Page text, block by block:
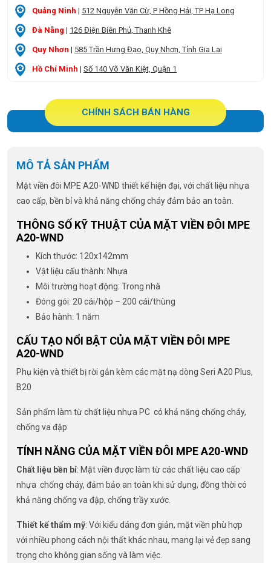
Quảng Ninh | 512 Nguyễn Văn Cừ, P Hồng Hải, TP Hạ Long
Đà Nẵng | 126 Điện Biên Phủ, Thanh Khê
Quy Nhơn | 585 Trần Hưng Đạo, Quy Nhơn, Tỉnh Gia Lai
Hồ Chí Minh | Số 140 Võ Văn Kiệt, Quận 1
CHÍNH SÁCH BÁN HÀNG
MÔ TẢ SẢN PHẨM
Mặt viền đôi MPE A20-WND thiết kế hiện đại, với chất liệu nhựa
cao cấp, bền bỉ và khả năng chống cháy đảm bảo an toàn.
THÔNG SỐ KỸ THUẬT CỦA MẶT VIỀN ĐÔI MPE
A20-WND
Kích thước: 120x142mm
Vật liệu cấu thành: Nhựa
Môi trường hoạt động: Trong nhà
Đóng gói: 20 cái/hộp – 200 cái/thùng
Bảo hành: 1 năm
CẤU TẠO NỔI BẬT CỦA MẶT VIỀN ĐÔI MPE
A20-WND
Phụ kiện và thiết bị rời gắn kèm các mặt nạ dòng Seri A20 Plus,
B20
Sản phẩm làm từ chất liệu nhựa PC có khả năng chống cháy,
chống va đập
TÍNH NĂNG CỦA MẶT VIỀN ĐÔI MPE A20-WND
Chất liệu bền bỉ: Mặt viền được làm từ các chất liệu cao cấp
nhựa chống cháy, đảm bảo an toàn khi sử dụng, đồng thời có
khả năng chống va đập, chống trầy xước.
Thiết kế thẩm mỹ: Với kiểu dáng đơn giản, mặt viền phù hợp
với nhiều phong cách nội thất khác nhau, mang lại vẻ đẹp sang
trọng cho không gian sống và làm việc.